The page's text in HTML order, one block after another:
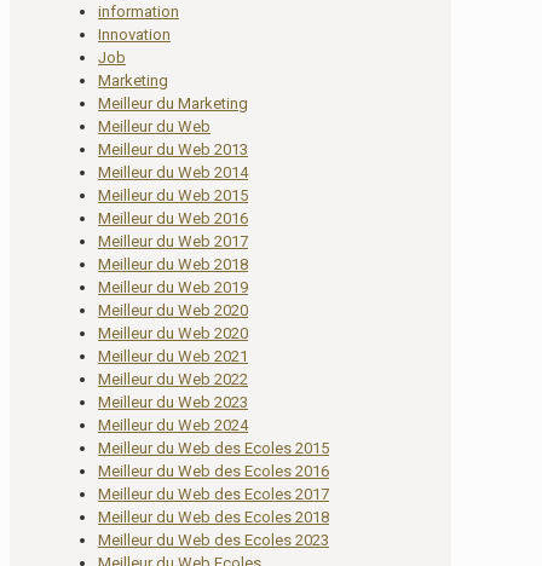
information
Innovation
Job
Marketing
Meilleur du Marketing
Meilleur du Web
Meilleur du Web 2013
Meilleur du Web 2014
Meilleur du Web 2015
Meilleur du Web 2016
Meilleur du Web 2017
Meilleur du Web 2018
Meilleur du Web 2019
Meilleur du Web 2020
Meilleur du Web 2020
Meilleur du Web 2021
Meilleur du Web 2022
Meilleur du Web 2023
Meilleur du Web 2024
Meilleur du Web des Ecoles 2015
Meilleur du Web des Ecoles 2016
Meilleur du Web des Ecoles 2017
Meilleur du Web des Ecoles 2018
Meilleur du Web des Ecoles 2023